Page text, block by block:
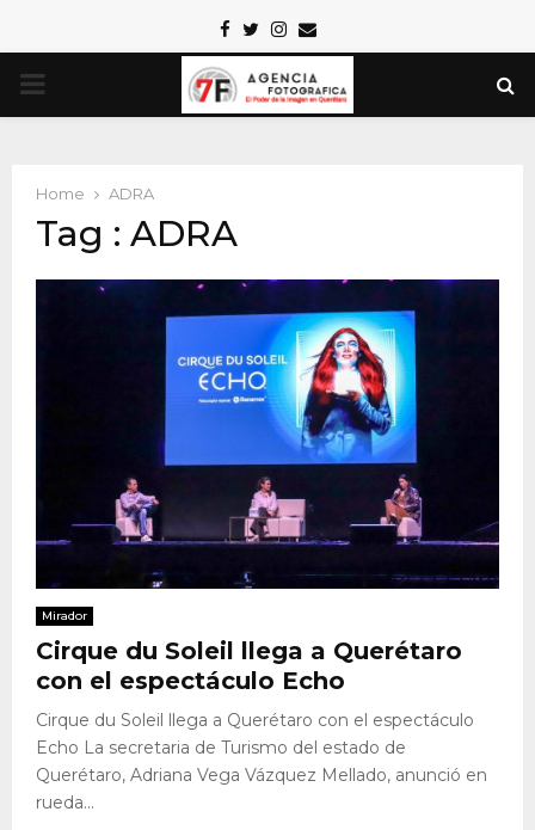
Facebook
TwitterInstagram
Email
PRIMARY
Home ADRA
Tag : ADRA
Mirador
Cirque du Soleil llega a Querétaro
con el espectáculo Echo
Cirque du Soleil llega a Querétaro con el espectáculo
Echo La secretaria de Turismo del estado de
Querétaro, Adriana Vega Vázquez Mellado, anunció en
rueda...